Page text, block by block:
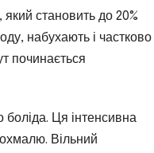
становить до 20%
набухають і частково
починається
боліда. Ця інтенсивна
Вільний